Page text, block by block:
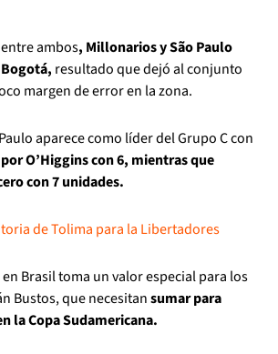
ambos, Millonarios y São Paulo
resultado que dejó al conjunto
margen de error en la zona.
aparece como líder del Grupo C con
O’Higgins con 6, mientras que
con 7 unidades.
de Tolima para la Libertadores
Brasil toma un valor especial para los
Bustos, que necesitansumar para
la Copa Sudamericana.